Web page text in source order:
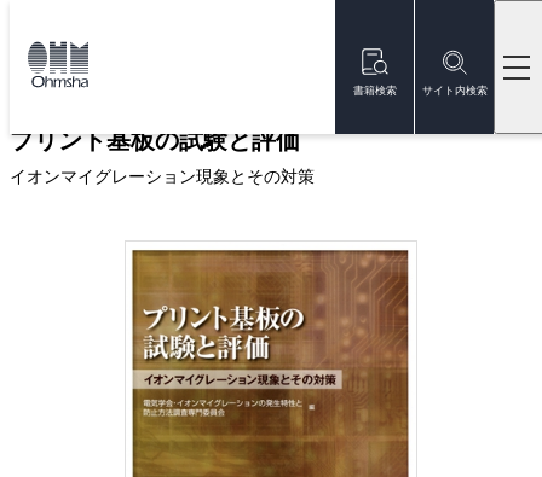
書籍検索 サイト内検索
トップ
プリント基板の試験と評価
イオンマイグレーション現象とその対策